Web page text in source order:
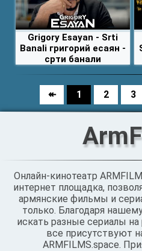
Grigory Esayan - Srti
Banali григорий есаян -
срти банали
↞ 1 2 3
Онлайн-кинотеатр
интернет площадка,
армянские фильмы и
только. Благодаря
искать разные сериалы
все присутствуют
ARMFILMS.space.